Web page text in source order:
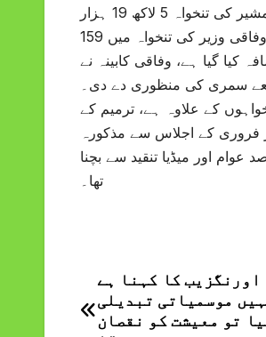
ایکٹ 1975 میں ترمیم کی گئی ،نئے بل کی منظوری کے بعد وفاقی وزیر، وزیر مملکت اور مشیر کی تنخواہ 5 لاکھ 19 ہزار
ہوگی، اس سے پہلے وفاقی وزیر کی تنخواہ 2 لاکھ اور وزیر مملکت کی 1 لاکھ 80 ہزار تھی۔ وفاقی وزیر کی تنخواہ میں 159
وزیراعظم کی تنخواہوں میں بھی 188 فیصد تک اضافہ کیا گیا ہے، وفاقی کابینہ نے
سمری کی منظوری دے دی۔
کے علاوہ ہے، ترمیم کے
فروری کے اجلاس سے مذکورہ
اور میڈیا تنقید سے بچنا
تھا۔
Post
navigation
کا کہنا ہے
موسمیاتی تبدیلی
تو معیشت کو نقصان